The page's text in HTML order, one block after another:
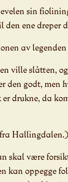
sin
ene dreper
av legenden
ville slåtten,
den godt, men
drukne, da
Hallingdalen.)
skal være
kan oppegge